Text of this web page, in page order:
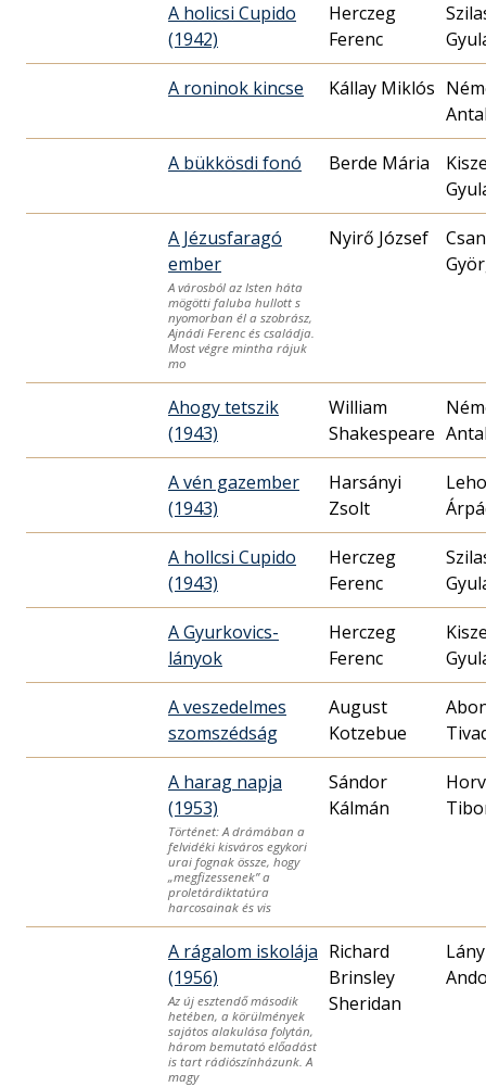
A holicsi Cupido
(1942)
Herczeg
Ferenc
A roninok kincse Kállay Miklós
A bükkösdi fonó Berde Mária
A Jézusfaragó
ember
A városból az Isten háta
mögötti faluba hullott s
nyomorban él a szobrász,
Ajnádi Ferenc és családja.
Most végre mintha rájuk
mo
Nyirő József
Ahogy tetszik
(1943)
William
Shakespeare
A vén gazember
(1943)
Harsányi
Zsolt
A hollcsi Cupido
(1943)
Herczeg
Ferenc
A Gyurkovics-
lányok
Herczeg
Ferenc
A veszedelmes
szomszédság
August
Kotzebue
A harag napja
(1953)
Történet: A drámában a
felvidéki kisváros egykori
urai fognak össze, hogy
„megfizessenek” a
proletárdiktatúra
harcosainak és vis
Sándor
Kálmán
A rágalom iskolája
(1956)
Az új esztendő második
hetében, a körülmények
sajátos alakulása folytán,
három bemutató előadást
is tart rádiószínházunk. A
magy
Richard
Brinsley
Sheridan